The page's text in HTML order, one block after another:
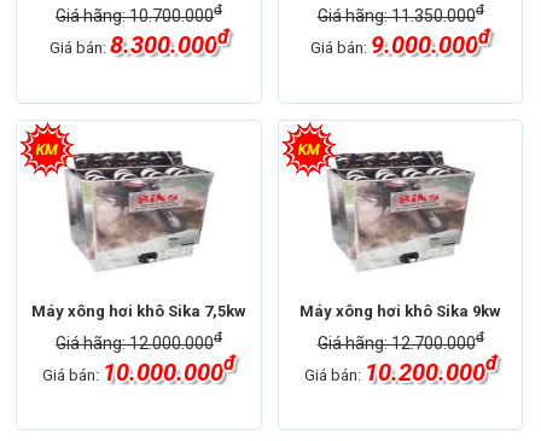
Giá hãng: 10.700.000đ
Giá bán: 8.300.000đ
Giá hãng: 11.350.000đ
Giá bán: 9.000.000đ
Máy xông hơi khô Sika 7,5kw
Giá hãng: 12.000.000đ
Giá bán: 10.000.000đ
Máy xông hơi Máy xông hơi khô
Thương hiệu
Máy xông hơi Sika
Máy xông hơi khô Sika 9kw
Giá hãng: 12.700.000đ
Giá bán: 10.200.000đ
Máy xông hơi Máy xông hơi khô
Thương hiệu
Máy xông hơi Sika